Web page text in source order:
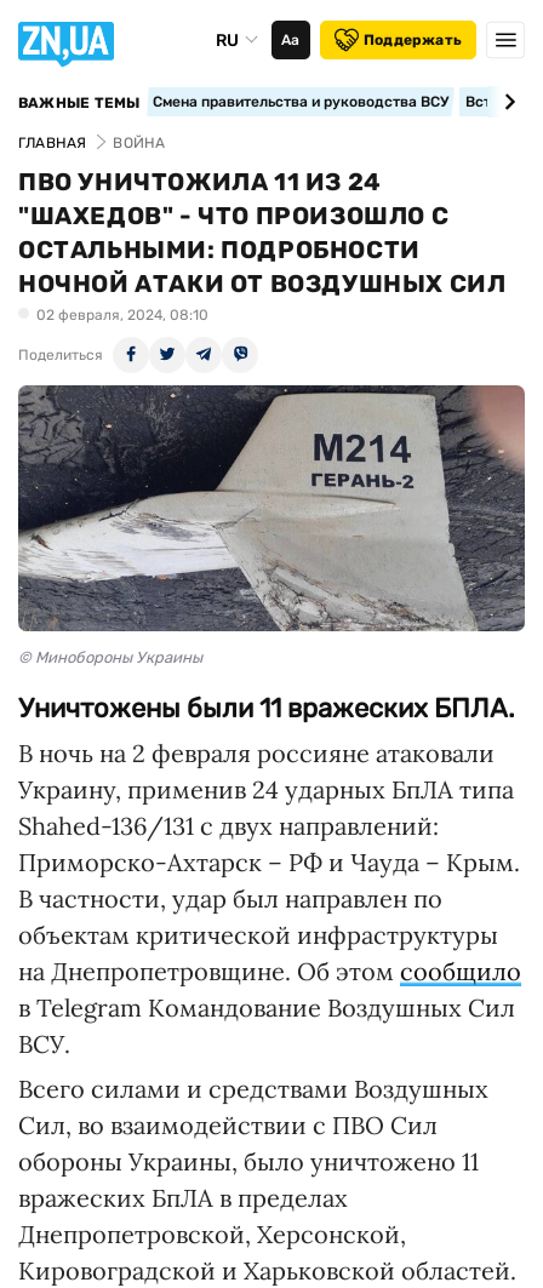
RU Аа Поддержать
ВАЖНЫЕ ТЕМЫ Смена правительства и руководства ВСУ
ГЛАВНАЯ ВОЙНА
ПВО УНИЧТОЖИЛА 11 ИЗ 24
"ШАХЕДОВ" - ЧТО ПРОИЗОШЛО С
ОСТАЛЬНЫМИ: ПОДРОБНОСТИ
НОЧНОЙ АТАКИ ОТ ВОЗДУШНЫХ СИЛ
02 февраля, 2024, 08:10
Поделиться
© Минобороны Украины
Уничтожены были 11 вражеских БПЛА.
В ночь на 2 февраля россияне атаковали
Украину, применив 24 ударных БпЛА типа
Shahed-136/131 с двух направлений:
Приморско-Ахтарск – РФ и Чауда – Крым.
В частности, удар был направлен по
объектам критической инфраструктуры
на Днепропетровщине. Об этом сообщило
в Telegram Командование Воздушных Сил
ВСУ.
Всего силами и средствами Воздушных
Сил, во взаимодействии с ПВО Сил
обороны Украины, было уничтожено 11
вражеских БпЛА в пределах
Днепропетровской, Херсонской,
Кировоградской и Харьковской областей.